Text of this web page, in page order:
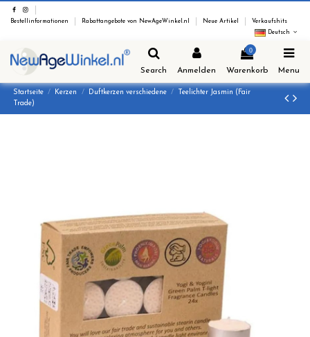
Bestellinformationen Rabattangebote von NewAgeWinkel.nl Neue Artikel
Verkaufshits
Deutsch
Search Anmelden
0
Warenkorb Menu
Startseite Kerzen Duftkerzen verschiedene
Teelichter Jasmin (Fair
Trade)